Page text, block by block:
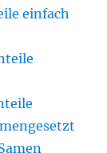
einfach